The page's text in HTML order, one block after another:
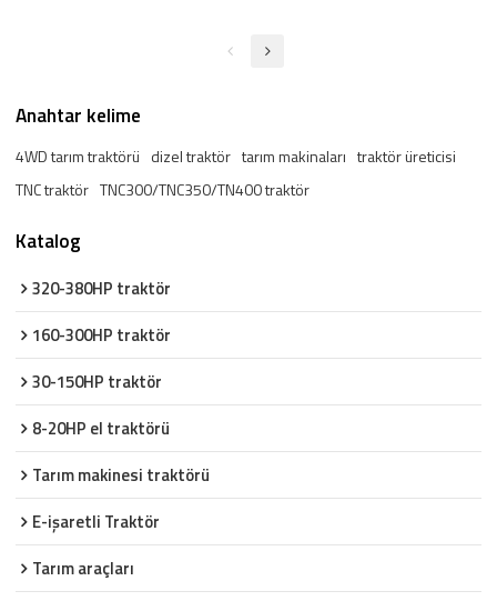
Anahtar kelime
4WD tarım traktörü dizel traktör tarım makinaları traktör üreticisi
TNC traktör TNC300/TNC350/TN400 traktör
Katalog
320-380HP traktör
160-300HP traktör
30-150HP traktör
8-20HP el traktörü
Tarım makinesi traktörü
E-işaretli Traktör
Tarım araçları